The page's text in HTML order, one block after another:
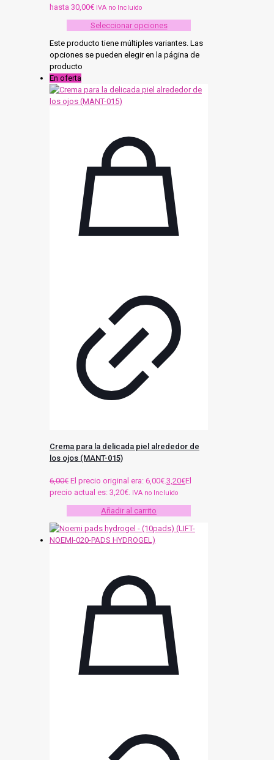
hasta 30,00€ IVA no Incluido
Seleccionar opciones
Este producto tiene múltiples variantes. Las
opciones se pueden elegir en la página de
producto
En oferta
Crema para la delicada piel alrededor de
los ojos (MANT-015)
6,00€ El precio original era: 6,00€. 3,20€El
precio actual es: 3,20€. IVA no Incluido
Añadir al carrito